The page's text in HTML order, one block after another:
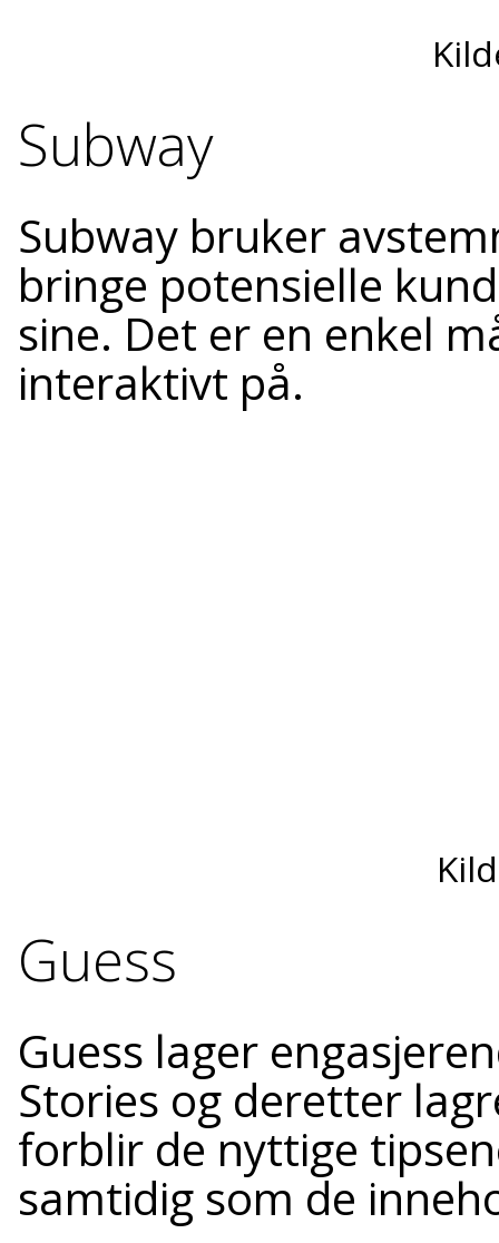
Subway
Subway bruker
bringe potensielle
sine. Det er en enkel
interaktivt på.
Guess
Guess lager
Stories og deretter
forblir de nyttige
samtidig som de